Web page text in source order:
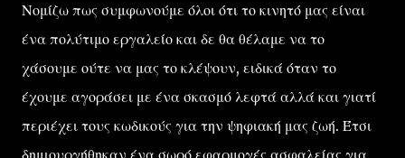
Νομίζω πως συμφωνούμε όλοι ότι το κινητό μας είναι
ένα πολύτιμο εργαλείο και δε θα θέλαμε να το
χάσουμε ούτε να μας το κλέψουν, ειδικά όταν το
έχουμε αγοράσει με ένα σκασμό λεφτά αλλά και γιατί
περιέχει τους κωδικούς για την ψηφιακή μας ζωή. Έτσι
δημιουργήθηκαν ένα σωρό εφαρμογές ασφαλείας για